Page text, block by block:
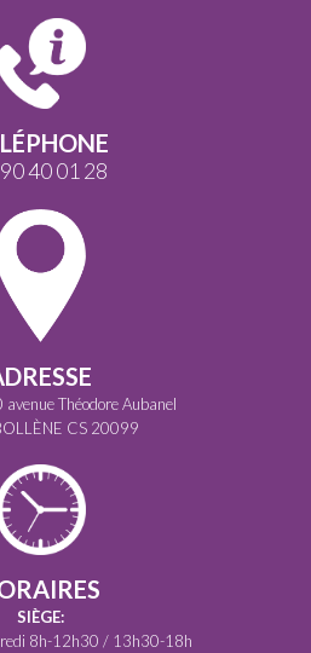
40 01 28
Théodore Aubanel
CS 20099
SIÈGE:
8h-12h30 / 13h30-18h